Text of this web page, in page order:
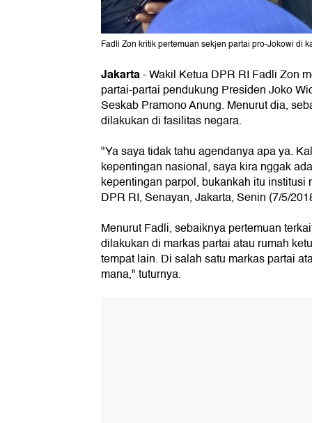
Fadli Zon kritik pertemuan sekjen partai pro-Jokowi di
Jakarta-Wakil Ketua DPR RI Fadli Zon
partai-partai pendukung Presiden Joko
Seskab Pramono Anung. Menurut dia,
dilakukan di fasilitas negara.
"Ya saya tidak tahu agendanya apa ya.
kepentingan nasional, saya kira nggak
kepentingan parpol, bukankah itu
DPR RI, Senayan, Jakarta, Senin (7/5/
Menurut Fadli, sebaiknya pertemuan
dilakukan di markas partai atau rumah
tempat lain. Di salah satu markas partai
mana," tuturnya.